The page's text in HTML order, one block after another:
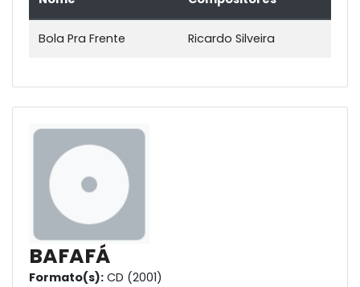
Bola Pra Frente Ricardo Silveira
BAFAFÁ
Formato(s): CD (2001)